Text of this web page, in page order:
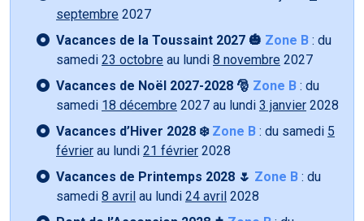
septembre 2027
Vacances de la Toussaint 2027 🎃 Zone B : du
samedi 23 octobre au lundi 8 novembre 2027
Vacances de Noël 2027-2028 🎅 Zone B : du
samedi 18 décembre 2027 au lundi 3 janvier 2028
Vacances d’Hiver 2028 ❄️ Zone B : du samedi 5
février au lundi 21 février 2028
Vacances de Printemps 2028 🌷 Zone B : du
samedi 8 avril au lundi 24 avril 2028